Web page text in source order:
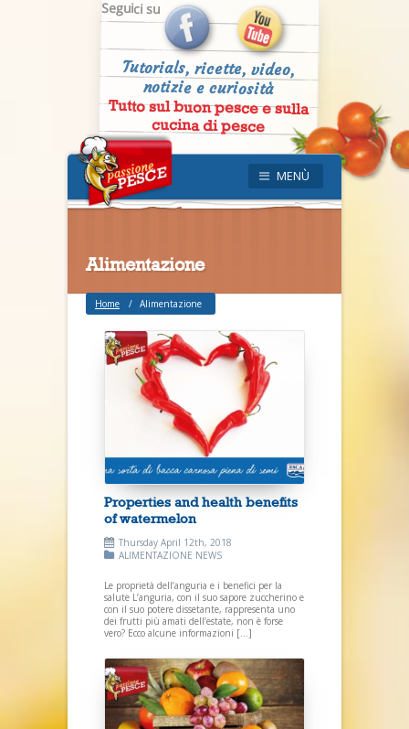
Seguici su
Tutorials, ricette, video,
notizie e curiosità
Tutto sul buon pesce e sulla
cucina di pesce
MENÙ
Alimentazione
Home Alimentazione
Properties and health benefits
of watermelon
Thursday April 12th, 2018
ALIMENTAZIONE NEWS
Le proprietà dell’anguria e i benefici per la
salute L’anguria, con il suo sapore zuccherino e
con il suo potere dissetante, rappresenta uno
dei frutti più amati dell’estate, non è forse
vero? Ecco alcune informazioni […]